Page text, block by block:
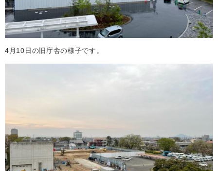
4月10日の旧庁舎の様子です。